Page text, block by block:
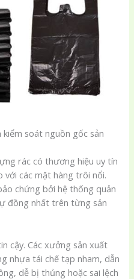
soát nguồn gốc sản
rác có thương hiệu uy tín
với các mặt hàng trôi nổi.
chứng bởi hệ thống quản
đồng nhất trên từng sản
cậy. Các xưởng sản xuất
nhựa tái chế tạp nham, dẫn
dễ bị thủng hoặc sai lệch